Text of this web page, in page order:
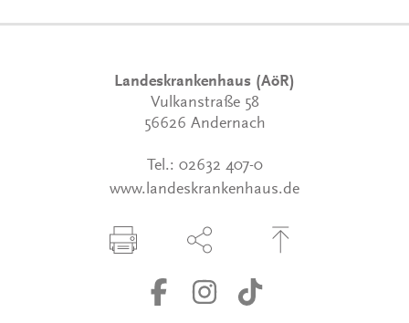
Landeskrankenhaus (AöR)
Vulkanstraße 58
56626 Andernach
Tel.: 02632 407-0
www.landeskrankenhaus.de